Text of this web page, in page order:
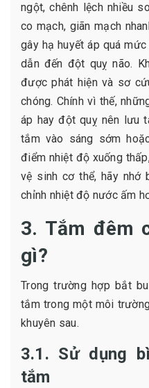
ngột, chênh lệch nhiều
co mạch, giãn mạch
gây hạ huyết áp quá
dẫn đến đột quỵ não.
được phát hiện và sơ
chóng. Chính vì thế,
áp hay đột quỵ nên lưu
tắm vào sáng sớm
điểm nhiệt độ xuống
vệ sinh cơ thể, hãy nhớ
chỉnh nhiệt độ nước ấm
3. Tắm đêm
gì?
Trong trường hợp bắt
tắm trong một môi
khuyên sau.
3.1. Sử dụng
tắm